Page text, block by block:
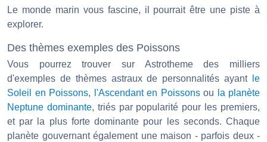
Le monde marin vous fascine, il pourrait être une piste à
explorer.
Des thèmes exemples des Poissons
Vous pourrez trouver sur Astrotheme des milliers
d'exemples de thèmes astraux de personnalités ayant
le
Soleil en Poissons, l'Ascendant en Poissonsou
la planète
Neptune dominante, triés par popularité pour les premiers,
et par la plus forte dominante pour les seconds. Chaque
planète gouvernant également une maison - parfois deux -